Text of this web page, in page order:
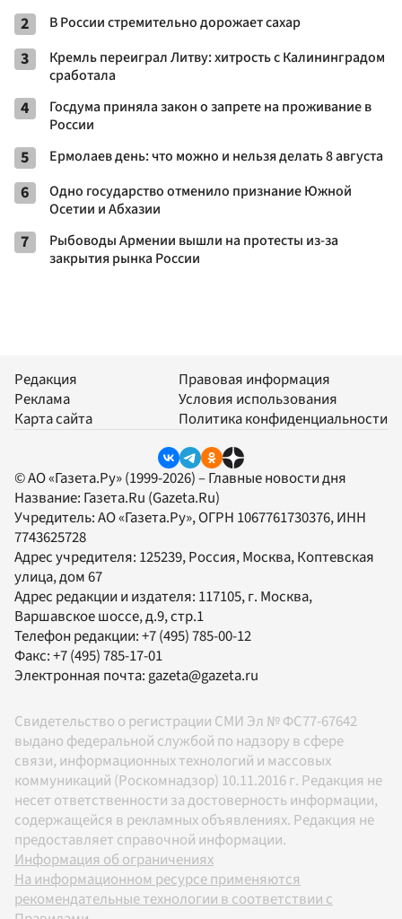
2 В России стремительно дорожает сахар
3
Кремль переиграл Литву: хитрость с Калининградом
сработала
4
Госдума приняла закон о запрете на проживание в
России
5 Ермолаев день: что можно и нельзя делать 8 августа
6
Одно государство отменило признание Южной
Осетии и Абхазии
7
Рыбоводы Армении вышли на протесты из-за
закрытия рынка России
Редакция
Реклама
Карта сайта
Правовая информация
Условия использования
Политика конфиденциальности
© АО «Газета.Ру» (1999-2026) – Главные новости дня
Название: Газета.Ru (Gazeta.Ru)
Учредитель:АО «Газета.Ру», ОГРН 1067761730376, ИНН
7743625728
Адрес учредителя: 125239, Россия, Москва, Коптевская
улица, дом 67
Адрес редакции и издателя: 117105, г. Москва,
Варшавское шоссе, д.9, стр.1
Телефон редакции:+7 (495) 785-00-12
Факс:+7 (495) 785-17-01
Электронная почта:gazeta@gazeta.ru
Свидетельство о регистрации СМИ Эл № ФС77-67642
выдано федеральной службой по надзору в сфере
связи, информационных технологий и массовых
коммуникаций (Роскомнадзор) 10.11.2016 г. Редакция не
несет ответственности за достоверность информации,
содержащейся в рекламных объявлениях. Редакция не
предоставляет справочной информации.
Информация об ограничениях
На информационном ресурсе применяются
рекомендательные технологии в соответствии с